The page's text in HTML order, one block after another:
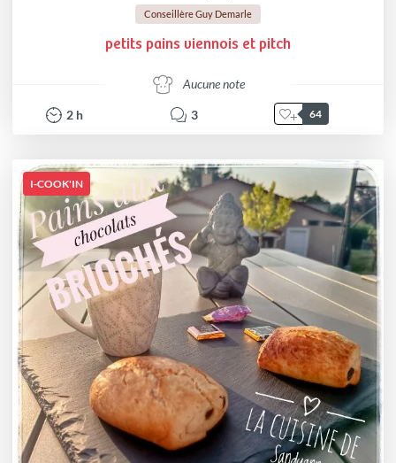
Conseillère Guy Demarle
petits pains viennois et pitch
Aucune note
2 h 3 64
I-COOK'IN